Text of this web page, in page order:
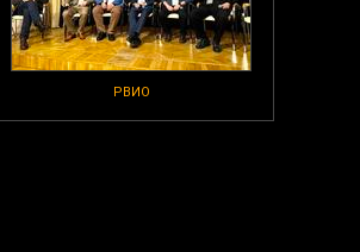
РВИО